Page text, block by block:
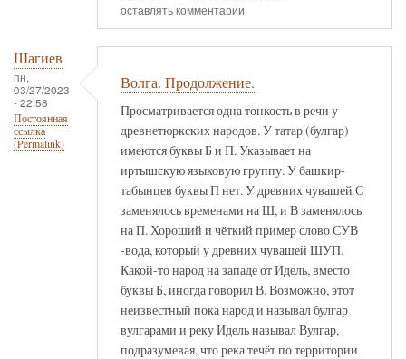
оставлять комментарии
Шагиев
пн,
03/27/2023
- 22:58
Постоянная
ссылка
(Permalink)
Волга. Продолжение.
Просматривается одна тонкость в речи у
древнетюркских народов. У татар (булгар)
имеются буквы Б и П. Указывает на
иртышскую языковую группу. У башкир-
табынцев буквы П нет. У древних чувашей С
заменялось временами на Ш, и В заменялось
на П. Хороший и чёткий пример слово СУВ
-вода, который у древних чувашей ШУП.
Какой-то народ на западе от Идель, вместо
буквы Б, иногда говорил В. Возможно, этот
неизвестный пока народ и называл булгар
вулгарами и реку Идель называл Вулгар,
подразумевая, что река течёт по территории